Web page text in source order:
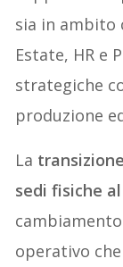
sia in ambito
Estate, HR e
strategiche
produzione
La
sedi fisiche
operativo